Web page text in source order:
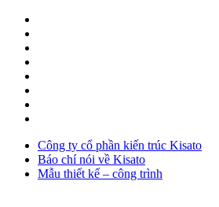
Công ty cổ phần kiến trúc Kisato
Báo chí nói về Kisato
Mẫu thiết kế – công trình